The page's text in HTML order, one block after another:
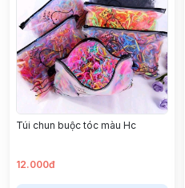
Túi chun buộc tóc màu Hc
12.000đ